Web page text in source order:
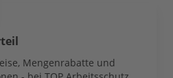
Mengenrabatte und